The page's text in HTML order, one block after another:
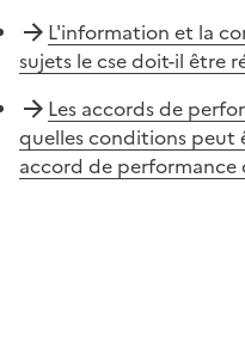
L'information et la
sujets le cse doit-il être
Les accords de
quelles conditions peut
accord de performance